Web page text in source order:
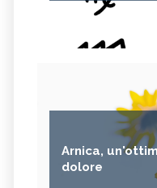
Arnica,
dolore